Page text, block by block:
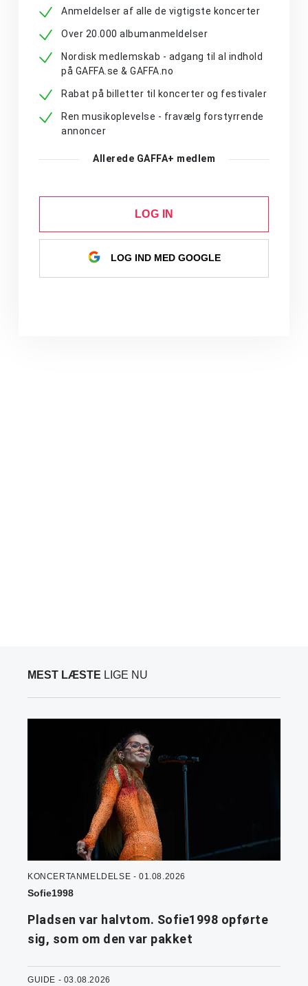
Anmeldelser af alle de vigtigste koncerter
Over 20.000 albumanmeldelser
Nordisk medlemskab - adgang til al indhold
på GAFFA.se & GAFFA.no
Rabat på billetter til koncerter og festivaler
Ren musikoplevelse - fravælg forstyrrende
annoncer
Allerede GAFFA+ medlem
LOG IN
LOG IND MED GOOGLE
MEST LÆSTE LIGE NU
KONCERTANMELDELSE - 01.08.2026
Sofie1998
Pladsen var halvtom. Sofie1998 opførte
sig, som om den var pakket
GUIDE - 03.08.2026